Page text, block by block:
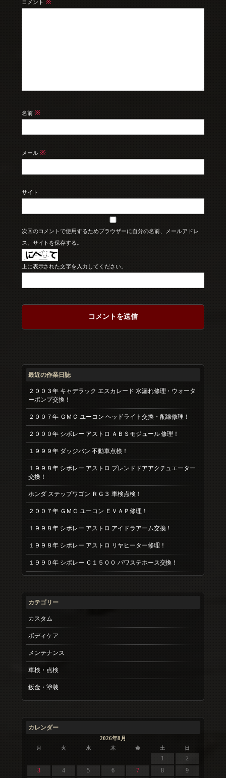
コメント ※
名前 ※
メール ※
サイト
次回のコメントで使用するためブラウザーに自分の名前、メールアドレ
ス、サイトを保存する。
上に表示された文字を入力してください。
最近の作業日誌
２００３年 キャデラック エスカレード 水漏れ修理・ウォータ
ーポンプ交換！
２００７年 ＧＭＣ ユーコン ヘッドライト交換・配線修理！
２０００年 シボレー アストロ ＡＢＳモジュール 修理！
１９９９年 ダッジバン 不動車点検！
１９９８年 シボレー アストロ ブレンドドアアクチュエーター
交換！
ホンダ ステップワゴン ＲＧ３ 車検点検！
２００７年 ＧＭＣ ユーコン ＥＶＡＰ修理！
１９９８年 シボレー アストロ アイドラアーム交換！
１９９８年 シボレー アストロ リヤヒーター修理！
１９９０年 シボレー Ｃ１５００ パワステホース交換！
カテゴリー
カスタム
ボディケア
メンテナンス
車検・点検
鈑金・塗装
カレンダー
2026年8月
月 火 水 木 金 土 日
1
2
3
4 5 6 7 8
9